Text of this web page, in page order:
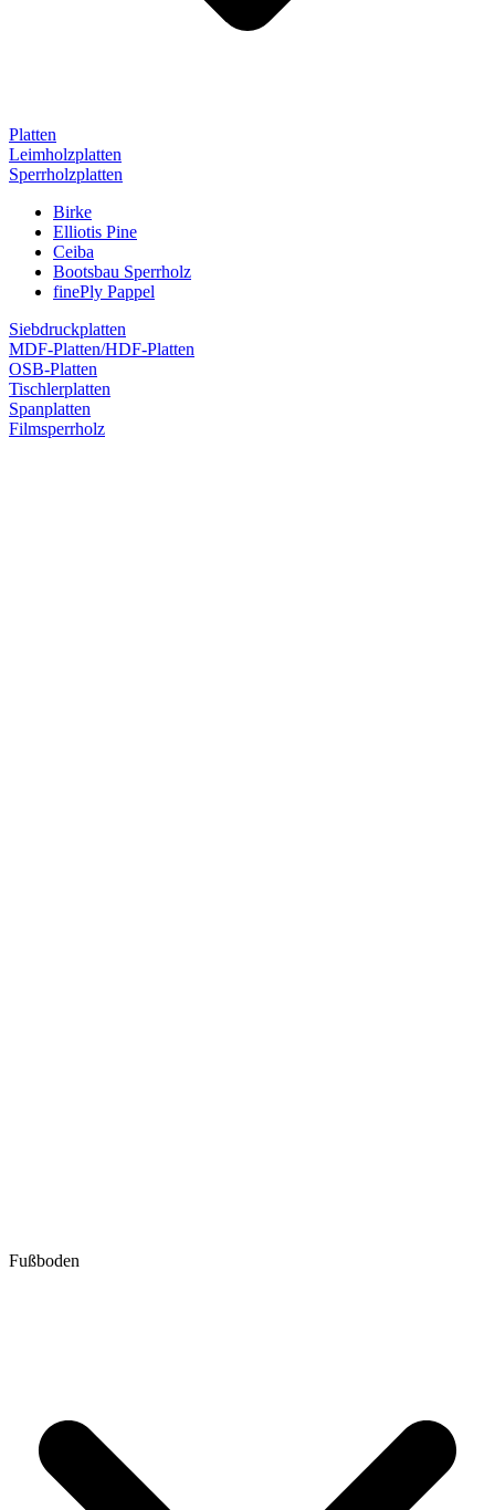
Platten
Leimholzplatten
Sperrholzplatten
Birke
Elliotis Pine
Ceiba
Bootsbau Sperrholz
finePly Pappel
Siebdruckplatten
MDF-Platten/HDF-Platten
OSB-Platten
Tischlerplatten
Spanplatten
Filmsperrholz
Fußboden